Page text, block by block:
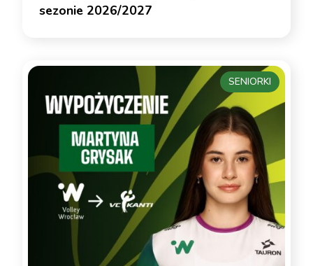
sezonie 2026/2027
SENIORKI